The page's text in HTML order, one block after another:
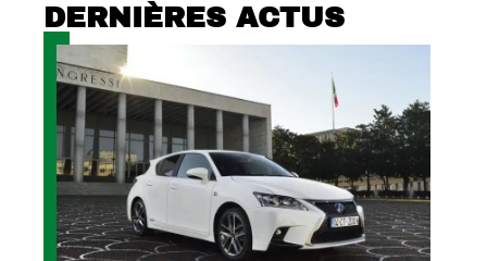
DERNIÈRES ACTUS